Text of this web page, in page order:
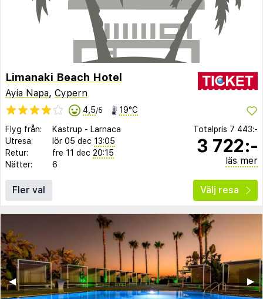
Limanaki Beach Hotel
Ayia Napa, Cypern
4,5/5 19°C
Flyg från: Kastrup - Larnaca
Utresa:
lör 05 dec 13:05
Retur:
fre 11 dec 20:15
Nätter:
6
Totalpris 7 443:-
3 722:-
läs mer
Fler val Välj resa
▶︎
◀︎